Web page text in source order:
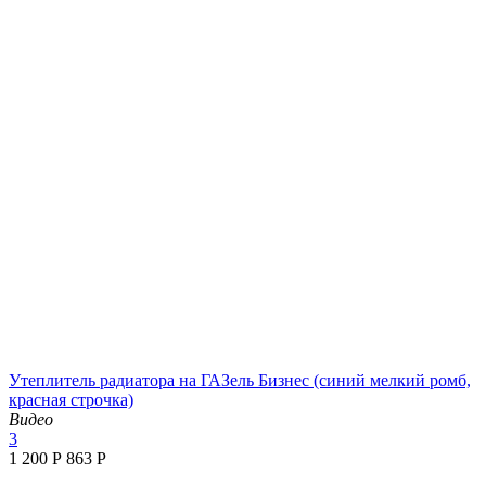
Утеплитель радиатора на ГАЗель Бизнес (синий мелкий ромб,
красная строчка)
Видео
3
1 200 Р ‍863‍ Р